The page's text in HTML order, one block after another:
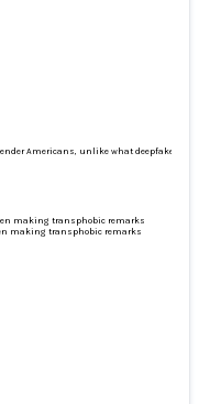
Americans, unlike what deepfake video
making transphobic remarks
making transphobic remarks